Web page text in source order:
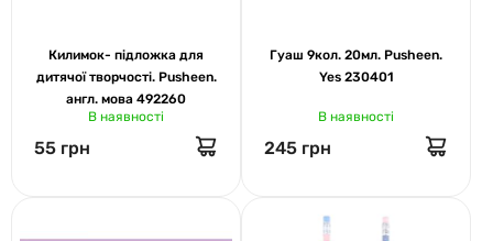
Килимок- підложка для
дитячої творчості. Pusheen.
англ. мова 492260
В наявності
55 грн
Гуаш 9кол. 20мл. Pusheen.
Yes 230401
В наявності
245 грн